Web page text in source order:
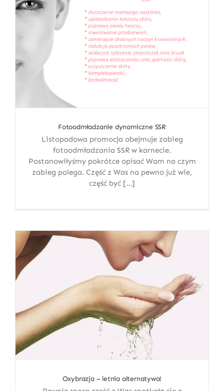
Fotoodmładzanie dynamiczne SSR
Listopadowa promocja obejmuje zabieg
fotoodmładzania SSR w karnecie.
Postanowiłyśmy pokrótce opisać Wam na czym
zabieg polega. Część z Was na pewno już wie,
część być [...]
Oxybrazja – letnia alternatywa!